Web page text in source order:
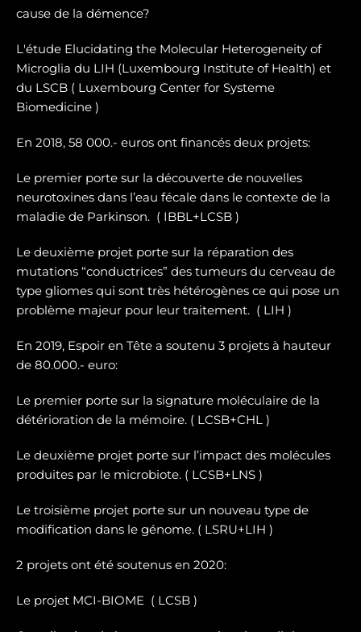
cause de la démence?
L'étude Elucidating the Molecular Heterogeneity of
Microglia du LIH (Luxembourg Institute of Health) et
du LSCB ( Luxembourg Center for Systeme
Biomedicine )
En 2018, 58 000.- euros ont financés deux projets:
Le premier porte sur la découverte de nouvelles
neurotoxines dans l’eau fécale dans le contexte de la
maladie de Parkinson. ( IBBL+LCSB )
Le deuxième projet porte sur la réparation des
mutations “conductrices” des tumeurs du cerveau de
type gliomes qui sont très hétérogènes ce qui pose un
problème majeur pour leur traitement. ( LIH )
En 2019, Espoir en Tête a soutenu 3 projets à hauteur
de 80.000.- euro:
Le premier porte sur la signature moléculaire de la
détérioration de la mémoire. ( LCSB+CHL )
Le deuxième projet porte sur l’impact des molécules
produites par le microbiote. ( LCSB+LNS )
Le troisième projet porte sur un nouveau type de
modification dans le génome. ( LSRU+LIH )
2 projets ont été soutenus en 2020:
Le projet MCI-BIOME ( LCSB )